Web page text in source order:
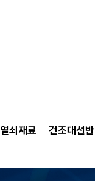
열쇠재료 건조대선반